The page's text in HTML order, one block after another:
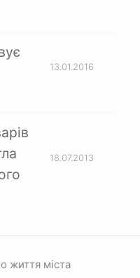
13.01.2016
18.07.2013
життя міста